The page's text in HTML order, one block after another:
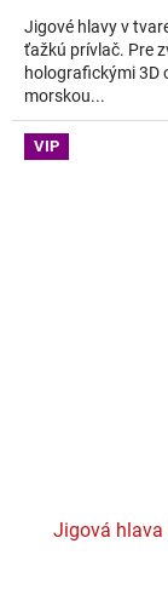
Jigové hlavy v
ťažkú prívlač. Pre
holografickými 3D
morskou...
VIP
Jigová hlava